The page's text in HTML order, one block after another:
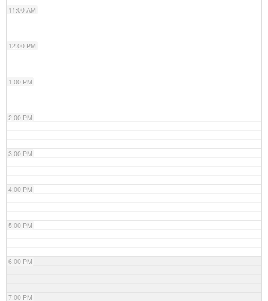
11:00 AM
12:00 PM
1:00 PM
2:00 PM
3:00 PM
4:00 PM
5:00 PM
6:00 PM
7:00 PM